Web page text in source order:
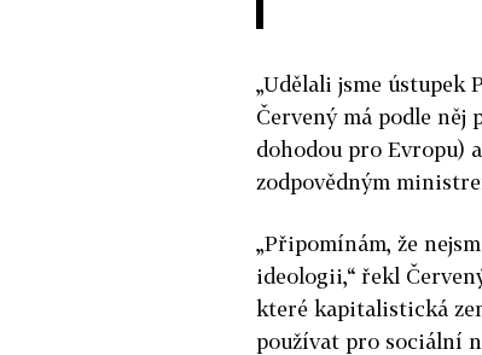
„Udělali jsme ústupek
Červenýmá podle něj
dohodou pro Evropu)
zodpovědným
„Připomínám, že
ideologii,“ řekl
které kapitalistická
používat pro sociální